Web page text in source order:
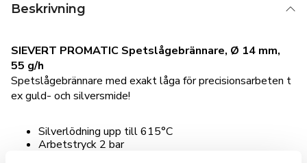
Beskrivning
SIEVERT PROMATIC Spetslågebrännare, Ø 14 mm,
55 g/h
Spetslågebrännare med exakt låga för precisionsarbeten t
ex guld- och silversmide!
Silverlödning upp till 615°C
Arbetstryck 2 bar